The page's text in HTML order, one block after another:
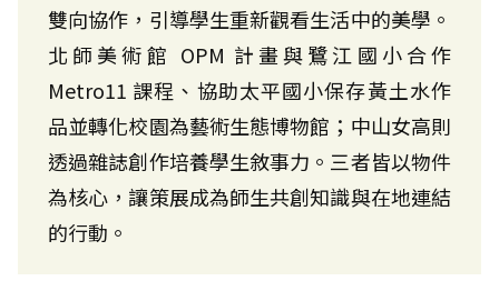
雙向協作，引導學生重新觀看生活中的美學。
北師美術館 OPM 計畫與鷺江國小合作
Metro11 課程、協助太平國小保存黃土水作
品並轉化校園為藝術生態博物館；中山女高則
透過雜誌創作培養學生敘事力。三者皆以物件
為核心，讓策展成為師生共創知識與在地連結
的行動。